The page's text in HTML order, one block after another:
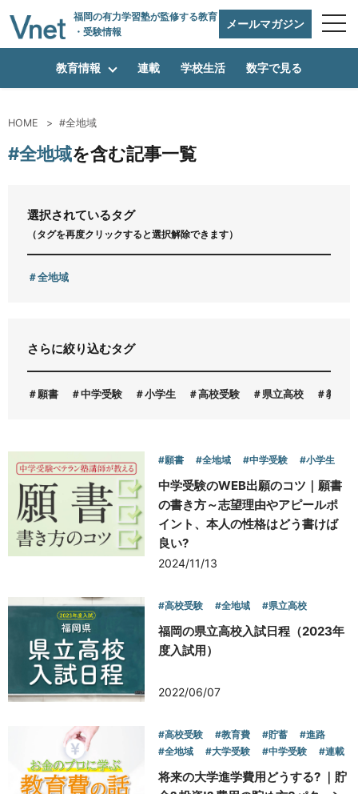
福岡の有力学習塾が監修する教育
・受験情報
メールマガジン
編集方針
vnetアライアンス企業
運営会社
お問い合わせ
教育情報 連載 学校生活 数字で見る
HOME #全地域
#全地域を含む記事一覧
選択されているタグ
（タグを再度クリックすると選択解除できます）
全地域
さらに絞り込むタグ
願書 中学受験 小学生 高校受験 県立高校 教育費
#願書 #全地域 #中学受験 #小学生
中学受験のWEB出願のコツ｜願書
の書き方～志望理由やアピールポ
イント、本人の性格はどう書けば
良い?
2024/11/13
#高校受験 #全地域 #県立高校
福岡の県立高校入試日程（2023年
度入試用）
2022/06/07
#高校受験 #教育費 #貯蓄
#進路
#全地域
#大学受験 #中学受験 #連載
将来の大学進学費用どうする? ｜貯